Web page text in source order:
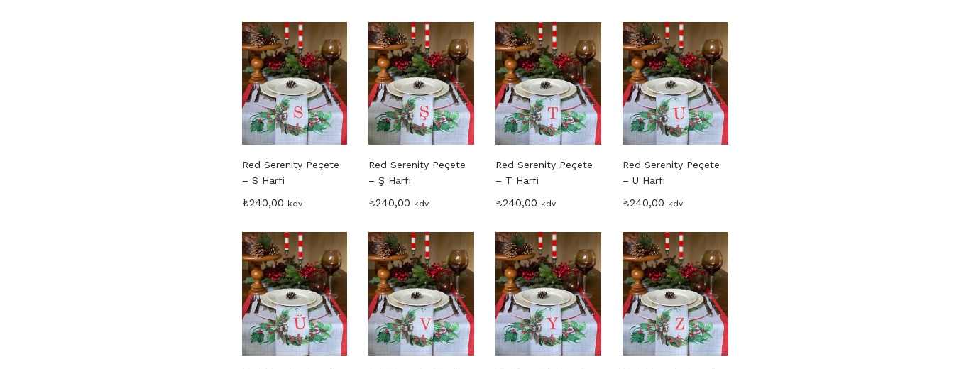
Red Serenity Peçete
– S Harfi
₺240,00 kdv
Red Serenity Peçete
– Ş Harfi
₺240,00 kdv
Red Serenity Peçete
– T Harfi
₺240,00 kdv
Red Serenity Peçete
– U Harfi
₺240,00 kdv